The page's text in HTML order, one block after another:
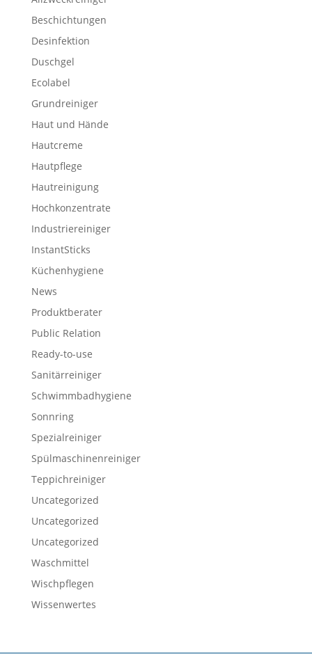
Beschichtungen
Desinfektion
Duschgel
Ecolabel
Grundreiniger
Haut und Hände
Hautcreme
Hautpflege
Hautreinigung
Hochkonzentrate
Industriereiniger
InstantSticks
Küchenhygiene
News
Produktberater
Public Relation
Ready-to-use
Sanitärreiniger
Schwimmbadhygiene
Sonnring
Spezialreiniger
Spülmaschinenreiniger
Teppichreiniger
Uncategorized
Uncategorized
Uncategorized
Waschmittel
Wischpflegen
Wissenwertes